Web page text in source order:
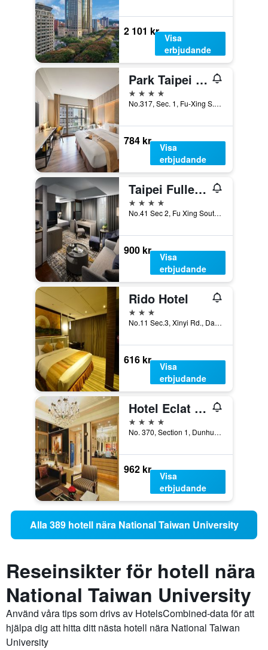
2 101 kr
Visa
erbjudande
Park Taipei Hotel
4 stjärnor
No.317, Sec. 1, Fu-Xing S. Rd., Taipei, Taiwan
784 kr
Visa
erbjudande
Taipei Fullerton Hotel - South
4 stjärnor
No.41 Sec 2, Fu Xing South Road, Taipei, Taiwan
900 kr
Visa
erbjudande
Rido Hotel
3 stjärnor
No.11 Sec.3, Xinyi Rd., Da-an Dist., Taipei, Taiwan
616 kr
Visa
erbjudande
Hotel Eclat Taipei
4 stjärnor
No. 370, Section 1, Dunhua South Road, Taipei, Taiwan
962 kr
Visa
erbjudande
Alla 389 hotell nära National Taiwan University
Reseinsikter för hotell nära
National Taiwan University
Använd våra tips som drivs av HotelsCombined-data för att
hjälpa dig att hitta ditt nästa hotell nära National Taiwan
University